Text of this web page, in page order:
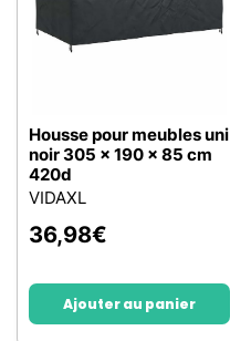
Housse pour meubles uni
noir 305 x 190 x 85 cm
420d
VIDAXL
36,98€
Ajouter au panier